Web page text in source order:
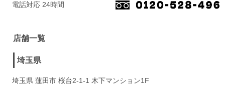
電話対応 24時間
店舗一覧
埼玉県
埼玉県 蓮田市 桜台2-1-1 木下マンション1F